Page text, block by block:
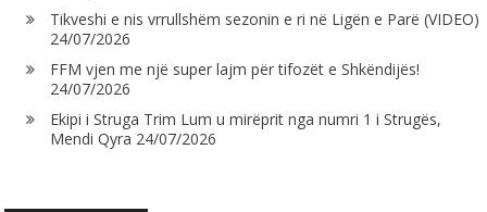
Tikveshi e nis vrrullshëm sezonin e ri në Ligën e Parë (VIDEO)
24/07/2026
FFM vjen me një super lajm për tifozët e Shkëndijës!
24/07/2026
Ekipi i Struga Trim Lum u mirëprit nga numri 1 i Strugës,
Mendi Qyra 24/07/2026